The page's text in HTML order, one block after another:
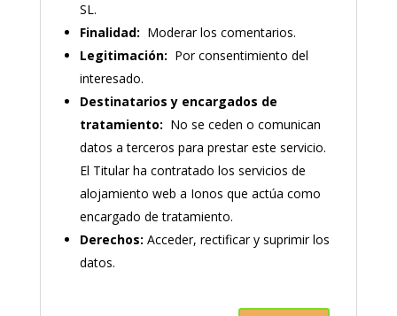
SL.
Finalidad: Moderar los comentarios.
Legitimación: Por consentimiento del
interesado.
Destinatarios y encargados de
tratamiento: No se ceden o comunican
datos a terceros para prestar este servicio.
El Titular ha contratado los servicios de
alojamiento web a Ionos que actúa como
encargado de tratamiento.
Derechos: Acceder, rectificar y suprimir los
datos.